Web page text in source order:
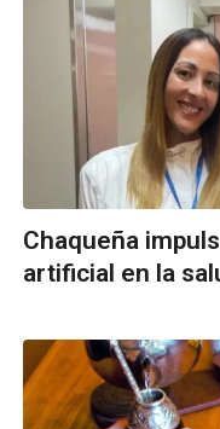
Chaqueña
artificial en la